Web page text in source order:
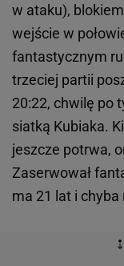
w ataku),
wejście w
fantastycznym
trzeciej partii
20:22, chwilę po
siatką Kubiaka.
jeszcze potrwa,
Zaserwował
ma 21 lat i chyba